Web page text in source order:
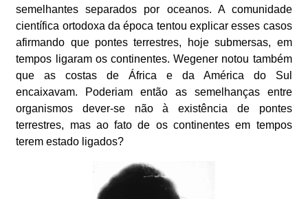
semelhantes separados por oceanos. A comunidade
científica ortodoxa da época tentou explicar esses casos
afirmando que pontes terrestres, hoje submersas, em
tempos ligaram os continentes. Wegener notou também
que as costas de África e da América do Sul
encaixavam. Poderiam então as semelhanças entre
organismos dever-se não à existência de pontes
terrestres, mas ao fato de os continentes em tempos
terem estado ligados?